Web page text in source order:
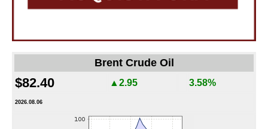
Brent Crude Oil
$82.40 ▲2.95 3.58%
2026.08.06